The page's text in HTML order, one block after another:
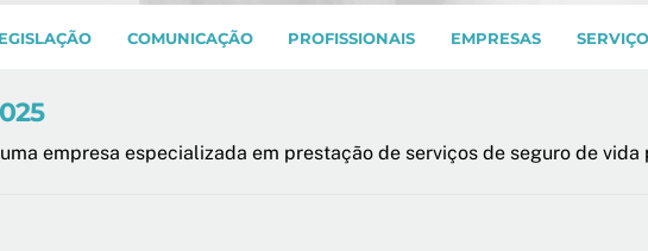
COMUNICAÇÃO PROFISSIONAIS EMPRESAS
empresa especializada em prestação de serviços de seguro de vida